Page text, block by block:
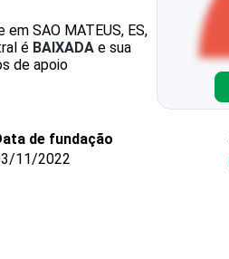
em SAO MATEUS, ES,
é BAIXADA e sua
de apoio
de fundação
11/2022